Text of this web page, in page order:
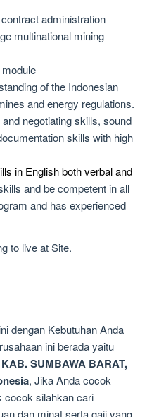
administration
multinational mining
of the Indonesian
and energy regulations.
negotiating skills, sound
skills with high
in English both verbal and
and be competent in all
and has experienced
to live at Site.
dengan Kebutuhan Anda
ini berada yaitu
SUMBAWA BARAT,
, Jika Anda cocok
cocok silahkan cari
dan minat serta gaji yang